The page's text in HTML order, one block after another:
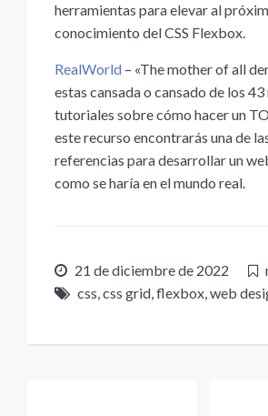
herramientas para elevar al
conocimiento del CSS Flexbox.
RealWorld – «The mother of all
estas cansada o cansado de los
tutoriales sobre cómo hacer un
este recurso encontrarás una de
referencias para desarrollar un
como se haría en el mundo real.
21 de diciembre de 2022
css,css grid,flexbox,web